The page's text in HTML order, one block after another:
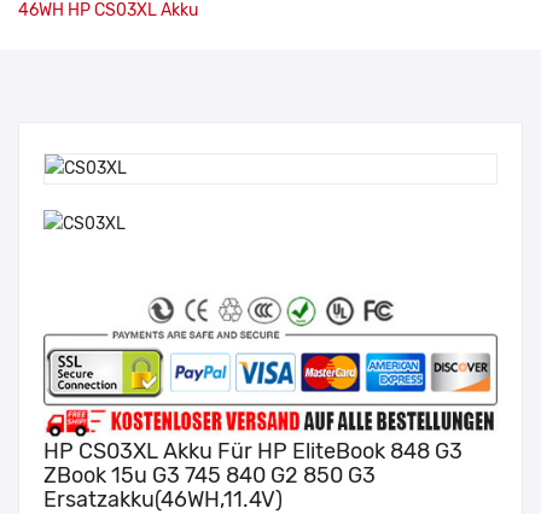
46WH HP CS03XL Akku
HP CS03XL Akku Für HP EliteBook 848 G3
ZBook 15u G3 745 840 G2 850 G3
Ersatzakku(46WH,11.4V)